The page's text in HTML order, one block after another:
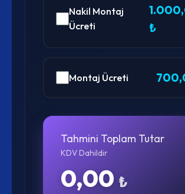
Nakil Montaj
Ücreti
₺
Montaj Ücreti
Tahmini Toplam Tutar
KDV Dahildir
0,00 ₺